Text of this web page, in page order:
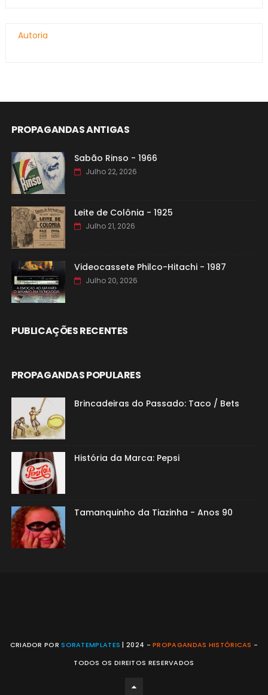
Autoria
PROPAGANDAS ANTIGAS
Sabão Rinso - 1966
Julho 22, 2026
Leite de Colônia - 1925
Julho 21, 2026
Videocassete Philco-Hitachi - 1987
Julho 20, 2026
PUBLICAÇÕES RECENTES
PROPAGANDAS POPULARES
Brincadeiras do Passado: Taco / Bets
História da Marca: Pepsi
Tamanquinho da Tiazinha - Anos 90
CRIADOR PORSORATEMPLATES | 2024 -PROPAGANDAS HISTÓRICAS -
TODOS OS DIREITOS RESERVADOS